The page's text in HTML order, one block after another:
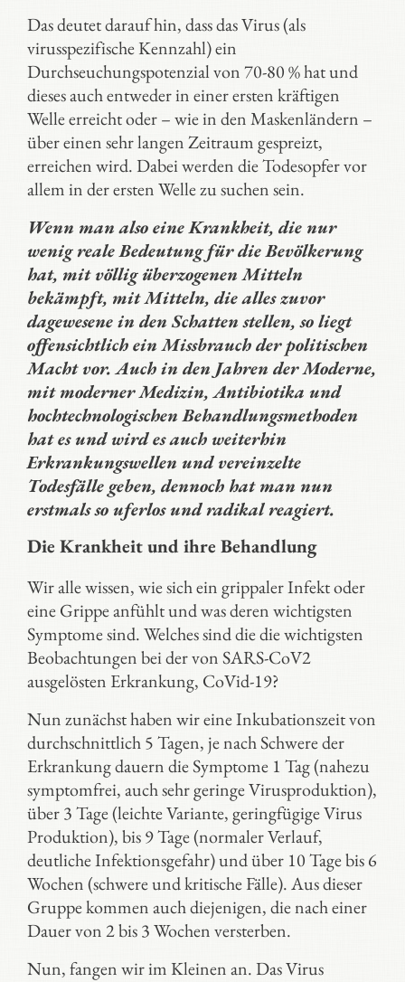
Das deutet darauf hin, dass das Virus (als
virusspezifische Kennzahl) ein
Durchseuchungspotenzial von 70-80 % hat und
dieses auch entweder in einer ersten kräftigen
Welle erreicht oder – wie in den Maskenländern –
über einen sehr langen Zeitraum gespreizt,
erreichen wird. Dabei werden die Todesopfer vor
allem in der ersten Welle zu suchen sein.
Wenn man also eine Krankheit, die nur
wenig reale Bedeutung für die Bevölkerung
hat, mit völlig überzogenen Mitteln
bekämpft, mit Mitteln, die alles zuvor
dagewesene in den Schatten stellen, so liegt
offensichtlich ein Missbrauch der politischen
Macht vor. Auch in den Jahren der Moderne,
mit moderner Medizin, Antibiotika und
hochtechnologischen Behandlungsmethoden
hat es und wird es auch weiterhin
Erkrankungswellen und vereinzelte
Todesfälle geben, dennoch hat man nun
erstmals so uferlos und radikal reagiert.
Die Krankheit und ihre Behandlung
Wir alle wissen, wie sich ein grippaler Infekt oder
eine Grippe anfühlt und was deren wichtigsten
Symptome sind. Welches sind die die wichtigsten
Beobachtungen bei der von SARS-CoV2
ausgelösten Erkrankung, CoVid-19?
Nun zunächst haben wir eine Inkubationszeit von
durchschnittlich 5 Tagen, je nach Schwere der
Erkrankung dauern die Symptome 1 Tag (nahezu
symptomfrei, auch sehr geringe Virusproduktion),
über 3 Tage (leichte Variante, geringfügige Virus
Produktion), bis 9 Tage (normaler Verlauf,
deutliche Infektionsgefahr) und über 10 Tage bis 6
Wochen (schwere und kritische Fälle). Aus dieser
Gruppe kommen auch diejenigen, die nach einer
Dauer von 2 bis 3 Wochen versterben.
Nun, fangen wir im Kleinen an. Das Virus